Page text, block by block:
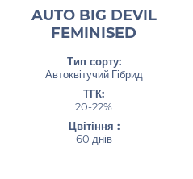
AUTO BIG DEVIL
FEMINISED
Тип сорту:
Автоквітучий Гібрид
ТГК:
20-22%
Цвітіння :
60 днів